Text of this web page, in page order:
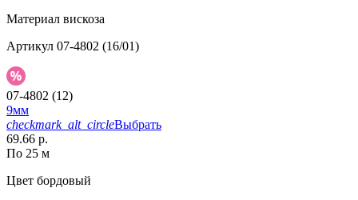
Материал вискоза
Артикул 07-4802 (16/01)
07-4802 (12)
9мм
checkmark_alt_circleВыбрать
69.66 р.
По 25 м
Цвет бордовый